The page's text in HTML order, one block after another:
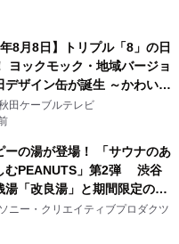
年8月8日】トリプル「8」の日
ヨックモック・地域バージョ
デザイン缶が誕生 ～かわいい
子犬と秋田の四季と名所を巡
ージ～ 9月1日(火)秋田県内で
田ケーブルテレビ
ーの湯が登場！ 「サウナのあ
むPEANUTS」第2弾 渋谷
湯「改良湯」と期間限定のコ
ション サウナイキタイコラ
発売決定！
ニー・クリエイティブプロダクツ